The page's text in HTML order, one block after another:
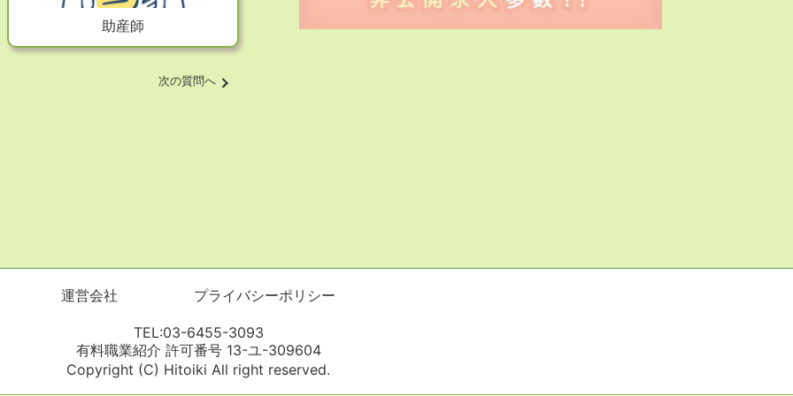
助産師
次の質問へ
運営会社 プライバシーポリシー
TEL:03-6455-3093
有料職業紹介 許可番号 13-ユ-309604
Copyright (C) Hitoiki All right reserved.